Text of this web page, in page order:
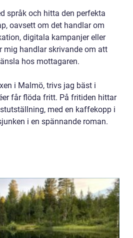
språk och hitta den perfekta
oavsett om det handlar om
digitala kampanjer eller
mig handlar skrivande om att
hos mottagaren.
i Malmö, trivs jag bäst i
får flöda fritt. På fritiden hittar
med en kaffekopp i
i en spännande roman.